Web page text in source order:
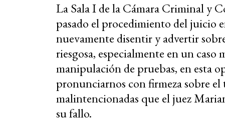
La Sala I de la Cámara Criminal y
pasado el procedimiento del juicio
nuevamente disentir y advertir
riesgosa, especialmente en un
manipulación de pruebas, en esta
pronunciarnos con firmeza sobre
malintencionadas que el juez
su fallo.